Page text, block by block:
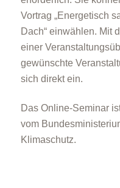
Vortrag „Energetisch
Dach“ einwählen. Mit
einer
gewünschte
sich direkt ein.
Das Online-Seminar
vom
Klimaschutz.